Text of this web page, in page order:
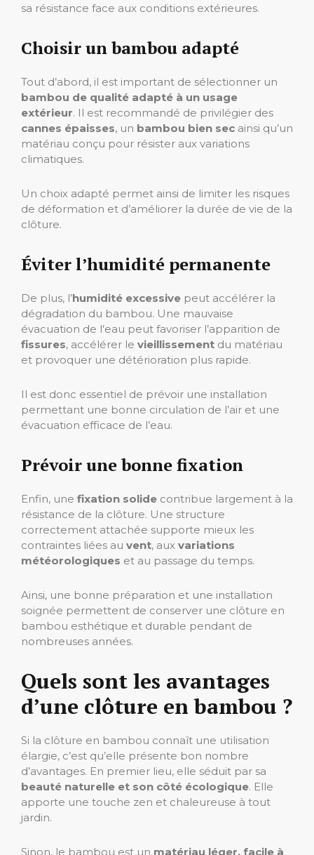
sa résistance face aux conditions extérieures.
Choisir un bambou adapté
Tout d’abord, il est important de sélectionner un
bambou de qualité adapté à un usage
extérieur. Il est recommandé de privilégier des
cannes épaisses, un bambou bien sec ainsi qu’un
matériau conçu pour résister aux variations
climatiques.
Un choix adapté permet ainsi de limiter les risques
de déformation et d’améliorer la durée de vie de la
clôture.
Éviter l’humidité permanente
De plus, l’humidité excessive peut accélérer la
dégradation du bambou. Une mauvaise
évacuation de l’eau peut favoriser l’apparition de
fissures, accélérer le vieillissement du matériau
et provoquer une détérioration plus rapide.
Il est donc essentiel de prévoir une installation
permettant une bonne circulation de l’air et une
évacuation efficace de l’eau.
Prévoir une bonne fixation
Enfin, une fixation solide contribue largement à la
résistance de la clôture. Une structure
correctement attachée supporte mieux les
contraintes liées au vent, aux variations
météorologiques et au passage du temps.
Ainsi, une bonne préparation et une installation
soignée permettent de conserver une clôture en
bambou esthétique et durable pendant de
nombreuses années.
Quels sont les avantages
d’une clôture en bambou ?
Si la clôture en bambou connaît une utilisation
élargie, c’est qu’elle présente bon nombre
d’avantages. En premier lieu, elle séduit par sa
beauté naturelle et son côté écologique. Elle
apporte une touche zen et chaleureuse à tout
jardin.
Sinon, le bambou est un matériau léger, facile à